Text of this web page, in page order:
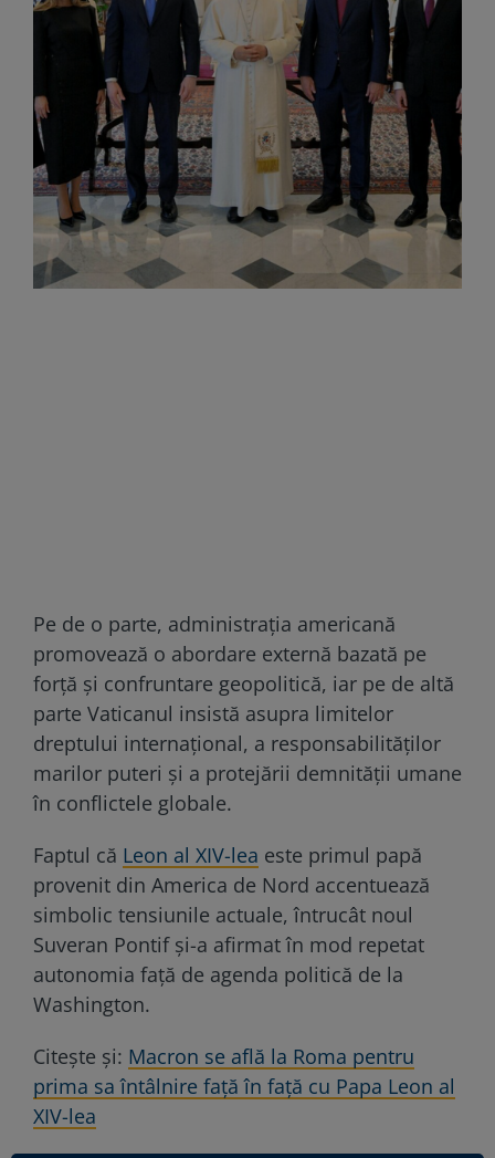
Pe de o parte, administrația americană
promovează o abordare externă bazată pe
forță și confruntare geopolitică, iar pe de altă
parte Vaticanul insistă asupra limitelor
dreptului internațional, a responsabilităților
marilor puteri și a protejării demnității umane
în conflictele globale.
Faptul că Leon al XIV-lea este primul papă
provenit din America de Nord accentuează
simbolic tensiunile actuale, întrucât noul
Suveran Pontif și-a afirmat în mod repetat
autonomia față de agenda politică de la
Washington.
Citește și: Macron se află la Roma pentru
prima sa întâlnire față în față cu Papa Leon al
XIV-lea